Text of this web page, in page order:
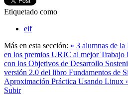
Etiquetado como
eif
Más en esta sección: « 3 alumnas de la
en los premios URJC al mejor Trabajo
con los Objetivos de Desarrollo
versión 2.0 del libro Fundamentos de
Aproximación Práctica Usando Linux
Subir